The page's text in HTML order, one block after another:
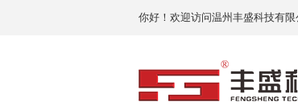
你好！欢迎访问温州丰盛科技有限